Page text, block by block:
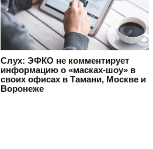
Слух: ЭФКО не комментирует
информацию о «масках-шоу» в
своих офисах в Тамани, Москве и
Воронеже